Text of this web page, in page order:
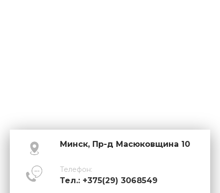
Минск, Пр-д Масюковщина 10
Телефон:
Тел.: +375(29) 3068549